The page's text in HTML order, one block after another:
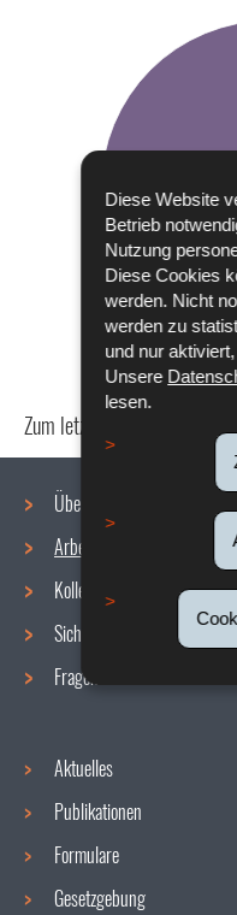
Diese Website
Betrieb
Nutzung
Diese Cookies
werden. Nicht
werden zu
und nur
Unsere
lesen.
Zum letzten Mal
Über uns
Arbeitsbedingungen
Kollektive Vereinbarungen
Sicherheit/Gesundheit am
Fragen / Antworten
Aktuelles
Publikationen
Formulare
Gesetzgebung